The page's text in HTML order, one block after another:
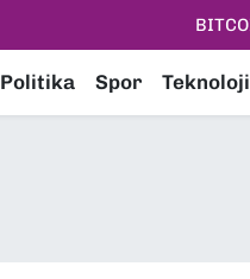
Politika Spor Teknoloji